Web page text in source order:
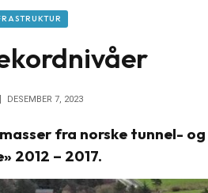
DESEMBER 7, 2023
fra norske tunnel-
2012 – 2017.